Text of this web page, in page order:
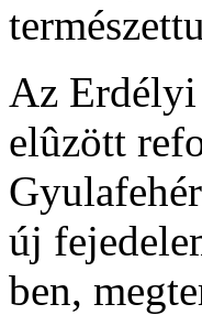
Az Erdélyi
elûzött
új
ben,